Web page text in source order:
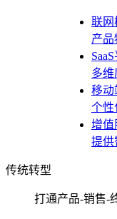
联网
产品
多维
移动
个性
增值
提供
传统转型
打通产品-销售-